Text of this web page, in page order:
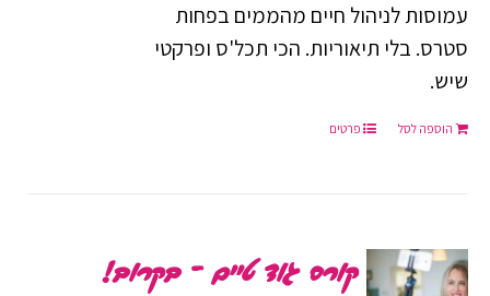
עמוסות לניהול חיים מהממים בפחות
סטרס. בלי תיאוריות. הכי תכל'ס ופרקטי
שיש.
הוספה לסל פרטים
קורס גוד טיים – בקרוב!